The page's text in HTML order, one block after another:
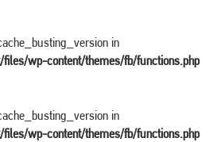
in
wp-content/themes/fb/functions.php
in
wp-content/themes/fb/functions.php